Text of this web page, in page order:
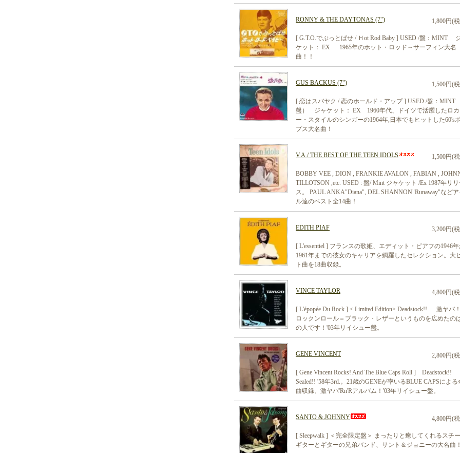
RONNY & THE DAYTONAS (7") 1,800円(
[ G.T.O.でぶっとばせ / Ｈot Rod Baby ] USED /盤：MINT
ケット： EX 1965年のホット・ロッド～サーフィン大名
曲！！
GUS BACKUS (7") 1,500円(
[ 恋はスバヤク / 恋のホールド・アップ ] USED /盤：MINT
盤） ジャケット： EX 1960年代、ドイツで活躍したロカ
ー・スタイルのシンガーの1964年,日本でもヒットした60's
プス大名曲！
V.A./ THE BEST OF THE TEEN IDOLS 1,500円(
BOBBY VEE , DION , FRANKIE AVALON , FABIAN ,
TILLOTSON ,etc. USED : 盤/ Mint ジャケット /Ex 1987年リリ
ス。 PAUL ANKA"Diana", DEL SHANNON"Runaway"などア
ル達のベスト全14曲！
EDITH PIAF 3,200円(
[ L'essentiel ] フランスの歌姫、エディット・ピアフの1946年
1961年までの彼女のキャリアを網羅したセレクション。大
ト曲を18曲収録。
VINCE TAYLOR 4,800円(
[ L'épopée Du Rock ] < Limited Edition> Deadstock!! 激ヤバ！
ロックンロール＝ブラック・レザーというものを広めたの
の人です！'03年リイシュー盤。
GENE VINCENT 2,800円(
[ Gene Vincent Rocks! And The Blue Caps Roll ] Deadstock!!
Sealed!! '58年3rd.。21歳のGENEが率いるBLUE CAPSによる
曲収録、激ヤバ'Rn'Rアルバム！'03年リイシュー盤。
SANTO & JOHNNY 4,800円(
[ Sleepwalk ] ＜完全限定盤＞ まったりと癒してくれるスチ
ギターとギターの兄弟バンド、サント＆ジョニーの大名曲！